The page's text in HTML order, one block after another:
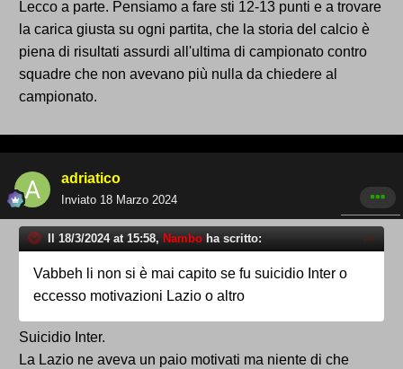
Lecco a parte. Pensiamo a fare sti 12-13 punti e a trovare
la carica giusta su ogni partita, che la storia del calcio è
piena di risultati assurdi all'ultima di campionato contro
squadre che non avevano più nulla da chiedere al
campionato.
adriatico
Inviato 18 Marzo 2024
Il 18/3/2024 at 15:58, Nambo ha scritto:
Vabbeh li non si è mai capito se fu suicidio Inter o
eccesso motivazioni Lazio o altro
Suicidio Inter.
La Lazio ne aveva un paio motivati ma niente di che